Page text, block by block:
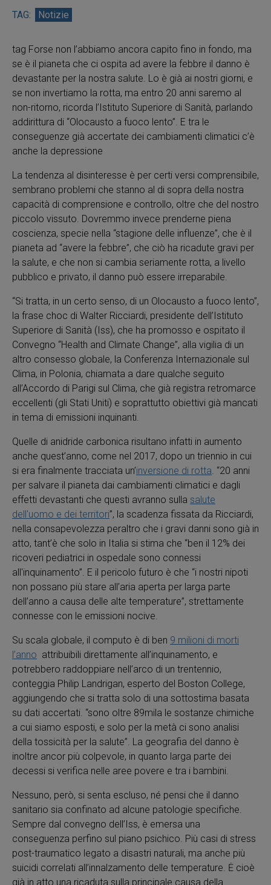
Notizie
tag Forse non l’abbiamo ancora capito fino in fondo, ma
se è il pianeta che ci ospita ad avere la febbre il danno è
devastante per la nostra salute. Lo è già ai nostri giorni, e
se non invertiamo la rotta, ma entro 20 anni saremo al
non-ritorno, ricorda l’Istituto Superiore di Sanità, parlando
addirittura di “Olocausto a fuoco lento”. E tra le
conseguenze già accertate dei cambiamenti climatici c’è
anche la depressione
La tendenza al disinteresse è per certi versi comprensibile,
sembrano problemi che stanno al di sopra della nostra
capacità di comprensione e controllo, oltre che del nostro
piccolo vissuto. Dovremmo invece prenderne piena
coscienza, specie nella “stagione delle influenze”, che è il
pianeta ad “avere la febbre”, che ciò ha ricadute gravi per
la salute, e che non si cambia seriamente rotta, a livello
pubblico e privato, il danno può essere irreparabile.
“Si tratta, in un certo senso, di un Olocausto a fuoco lento”,
la frase choc di Walter Ricciardi, presidente dell’Istituto
Superiore di Sanità (Iss), che ha promosso e ospitato il
Convegno “Health and Climate Change”, alla vigilia di un
altro consesso globale, la Conferenza Internazionale sul
Clima, in Polonia, chiamata a dare qualche seguito
all’Accordo di Parigi sul Clima, che già registra retromarce
eccellenti (gli Stati Uniti) e soprattutto obiettivi già mancati
in tema di emissioni inquinanti.
Quelle di anidride carbonica risultano infatti in aumento
anche quest’anno, come nel 2017, dopo un triennio in cui
si era finalmente tracciata un’inversione di rotta. “20 anni
per salvare il pianeta dai cambiamenti climatici e dagli
effetti devastanti che questi avranno sulla salute
dell'uomo e dei territori”, la scadenza fissata da Ricciardi,
nella consapevolezza peraltro che i gravi danni sono già in
atto, tant’è che solo in Italia si stima che “ben il 12% dei
ricoveri pediatrici in ospedale sono connessi
all'inquinamento”. E il pericolo futuro è che “i nostri nipoti
non possano più stare all’aria aperta per larga parte
dell’anno a causa delle alte temperature”, strettamente
connesse con le emissioni nocive.
Su scala globale, il computo è di ben 9 milioni di morti
l’anno attribuibili direttamente all’inquinamento, e
potrebbero raddoppiare nell’arco di un trentennio,
conteggia Philip Landrigan, esperto del Boston College,
aggiungendo che si tratta solo di una sottostima basata
su dati accertati. “sono oltre 89mila le sostanze chimiche
a cui siamo esposti, e solo per la metà ci sono analisi
della tossicità per la salute”. La geografia del danno è
inoltre ancor più colpevole, in quanto larga parte dei
decessi si verifica nelle aree povere e tra i bambini.
Nessuno, però, si senta escluso, né pensi che il danno
sanitario sia confinato ad alcune patologie specifiche.
Sempre dal convegno dell’Iss, è emersa una
conseguenza perfino sul piano psichico. Più casi di stress
post-traumatico legato a disastri naturali, ma anche più
suicidi correlati all’innalzamento delle temperature. Ė cioè
già in atto una ricaduta sulla principale causa della